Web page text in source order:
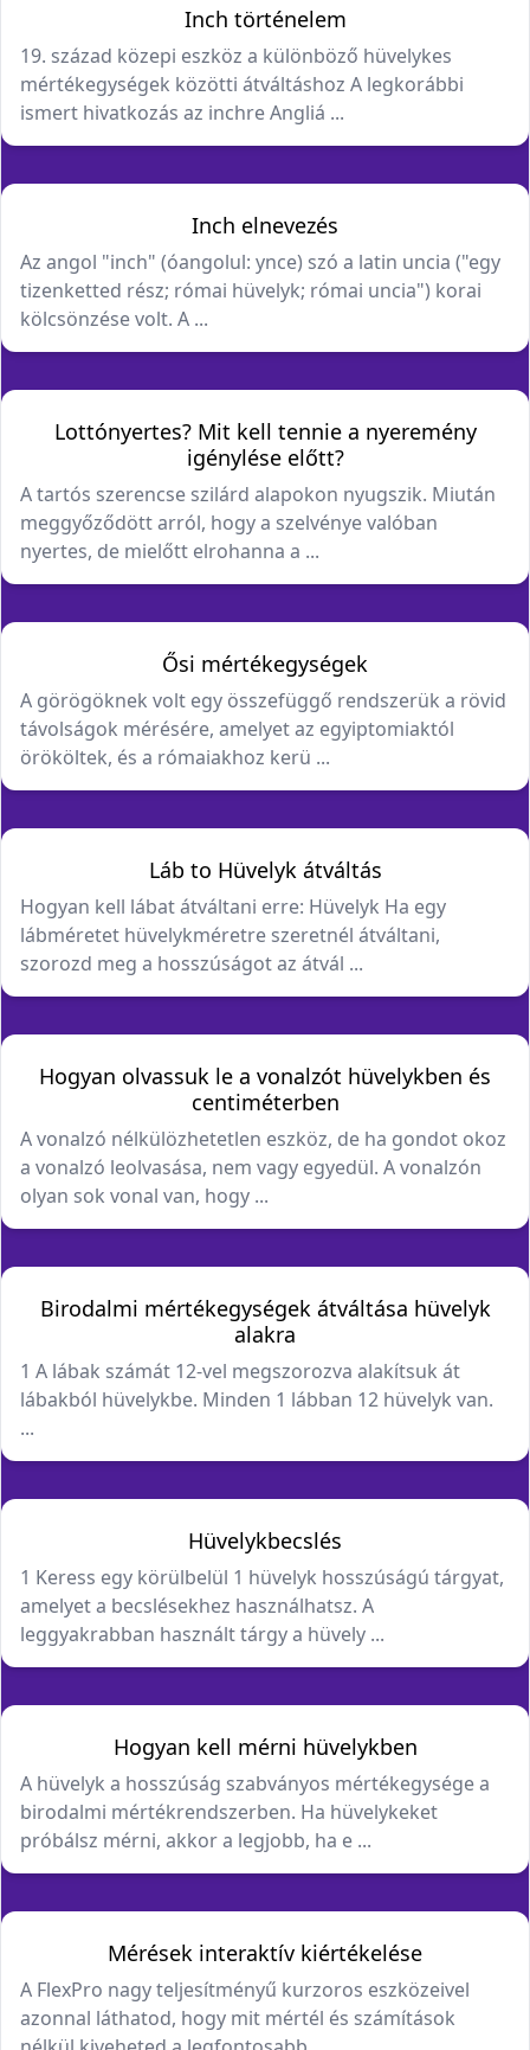
Inch történelem
19. század közepi eszköz a különböző hüvelykes
mértékegységek közötti átváltáshoz A legkorábbi
ismert hivatkozás az inchre Angliá ...
Inch elnevezés
Az angol "inch" (óangolul: ynce) szó a latin uncia ("egy
tizenketted rész; római hüvelyk; római uncia") korai
kölcsönzése volt. A ...
Lottónyertes? Mit kell tennie a nyeremény
igénylése előtt?
A tartós szerencse szilárd alapokon nyugszik. Miután
meggyőződött arról, hogy a szelvénye valóban
nyertes, de mielőtt elrohanna a ...
Ősi mértékegységek
A görögöknek volt egy összefüggő rendszerük a rövid
távolságok mérésére, amelyet az egyiptomiaktól
örököltek, és a rómaiakhoz kerü ...
Láb to Hüvelyk átváltás
Hogyan kell lábat átváltani erre: Hüvelyk Ha egy
lábméretet hüvelykméretre szeretnél átváltani,
szorozd meg a hosszúságot az átvál ...
Hogyan olvassuk le a vonalzót hüvelykben és
centiméterben
A vonalzó nélkülözhetetlen eszköz, de ha gondot okoz
a vonalzó leolvasása, nem vagy egyedül. A vonalzón
olyan sok vonal van, hogy ...
Birodalmi mértékegységek átváltása hüvelyk
alakra
1 A lábak számát 12-vel megszorozva alakítsuk át
lábakból hüvelykbe. Minden 1 lábban 12 hüvelyk van.
...
Hüvelykbecslés
1 Keress egy körülbelül 1 hüvelyk hosszúságú tárgyat,
amelyet a becslésekhez használhatsz. A
leggyakrabban használt tárgy a hüvely ...
Hogyan kell mérni hüvelykben
A hüvelyk a hosszúság szabványos mértékegysége a
birodalmi mértékrendszerben. Ha hüvelykeket
próbálsz mérni, akkor a legjobb, ha e ...
Mérések interaktív kiértékelése
A FlexPro nagy teljesítményű kurzoros eszközeivel
azonnal láthatod, hogy mit mértél és számítások